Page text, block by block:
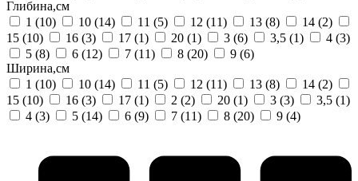
Глибина,см
1 (10) 10 (14) 11 (5) 12 (11) 13 (8) 14 (2)
15 (10) 16 (3) 17 (1) 20 (1) 3 (6) 3,5 (1) 4 (3)
5 (8) 6 (12) 7 (11) 8 (20) 9 (6)
Ширина,см
1 (10) 10 (14) 11 (5) 12 (11) 13 (8) 14 (2)
15 (10) 16 (3) 17 (1) 2 (2) 20 (1) 3 (3) 3,5 (1)
4 (3) 5 (14) 6 (9) 7 (11) 8 (20) 9 (4)